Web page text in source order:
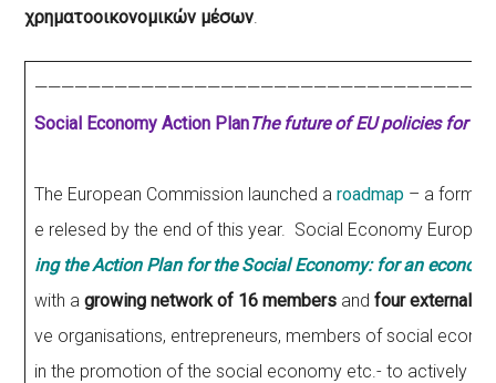
χρηματοοικονομικών μέσων.
Social Economy Action PlanThe future of EU policies for
Τhe European Commission launched aroadmap – a form
e relesed by the end of this year. Social Economy
ing the Action Plan for the Social Economy: for an
with agrowing network of 16 members andfour external
ve organisations, entrepreneurs, members of social
in the promotion of the social economy etc.- to actively